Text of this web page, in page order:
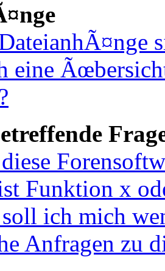
eine
Funktion x
ich mich
Anfragen zu